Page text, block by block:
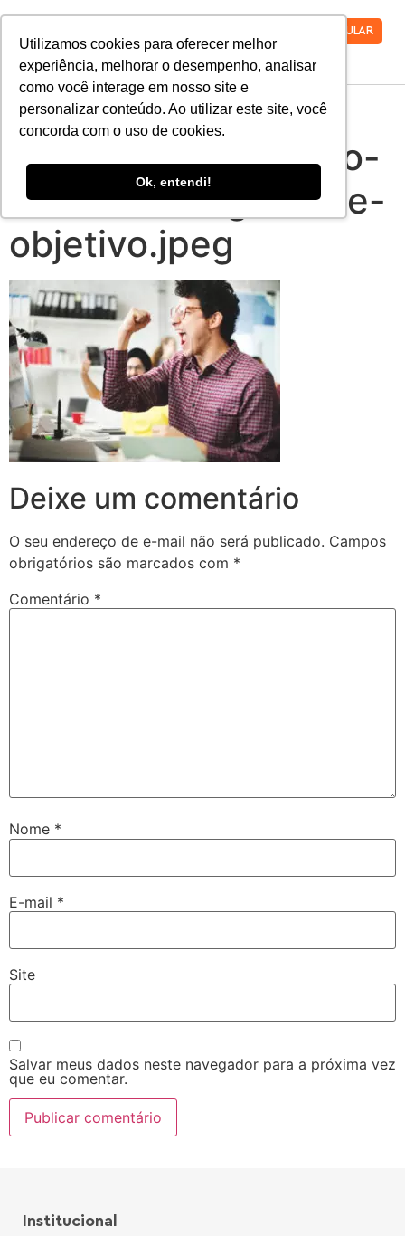
Utilizamos cookies para oferecer melhor
experiência, melhorar o desempenho, analisar
como você interage em nosso site e
personalizar conteúdo. Ao utilizar este site, você
concorda com o uso de cookies.
Ok, entendi!
VESTIBULAR
o-que-significa-
carreira-de-sucesso-
e-como-atingir-esse-
objetivo.jpeg
Deixe um comentário
O seu endereço de e-mail não será publicado. Campos
obrigatórios são marcados com *
Comentário *
Nome *
E-mail *
Site
Salvar meus dados neste navegador para a próxima vez
que eu comentar.
Institucional